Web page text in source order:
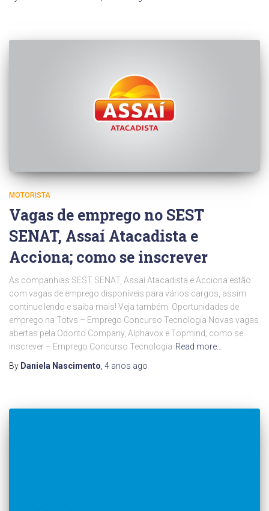
MOTORISTA
Vagas de emprego no SEST
SENAT, Assaí Atacadista e
Acciona; como se inscrever
As companhias SEST SENAT, Assaí Atacadista e Acciona estão
com vagas de emprego disponíveis para vários cargos, assim
continue lendo e saiba mais! Veja também: Oportunidades de
emprego na Totvs – Emprego Concurso Tecnologia Novas vagas
abertas pela Odonto Company, Alphavox e Topmind; como se
inscrever – Emprego Concurso Tecnologia Read more…
By Daniela Nascimento 4 anos ago